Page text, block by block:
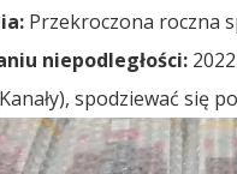
Przekroczona roczna
niepodległości:
spodziewać się